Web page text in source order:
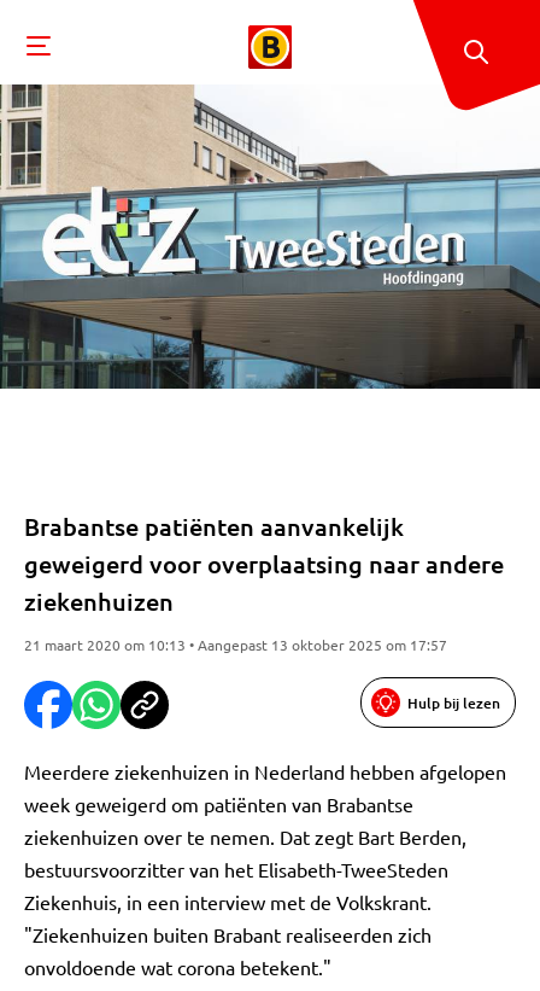
Brabantse patiënten aanvankelijk
geweigerd voor overplaatsing naar andere
ziekenhuizen
21 maart 2020 om 10:13 • Aangepast 13 oktober 2025 om 17:57
Hulp bij lezen
Meerdere ziekenhuizen in Nederland hebben afgelopen
week geweigerd om patiënten van Brabantse
ziekenhuizen over te nemen. Dat zegt Bart Berden,
bestuursvoorzitter van het Elisabeth-TweeSteden
Ziekenhuis, in een interview met de Volkskrant.
"Ziekenhuizen buiten Brabant realiseerden zich
onvoldoende wat corona betekent."